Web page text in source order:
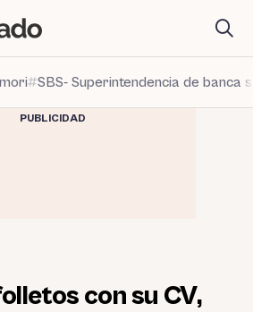
SBS- Superintendencia de banca
PUBLICIDAD
con su CV,